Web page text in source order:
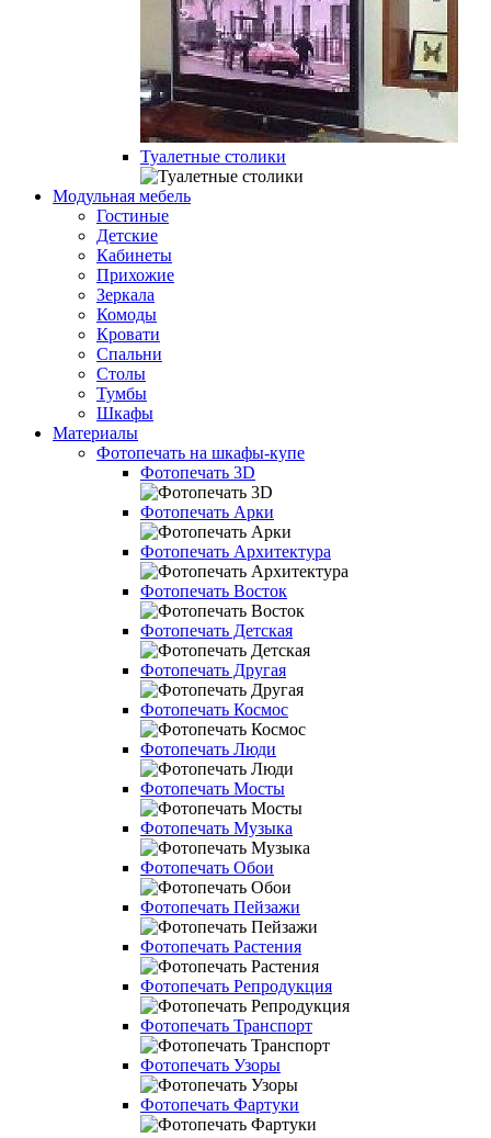
Туалетные столики
Модульная мебель
Гостиные
Детские
Кабинеты
Прихожие
Зеркала
Комоды
Кровати
Спальни
Столы
Тумбы
Шкафы
Материалы
Фотопечать на шкафы-купе
Фотопечать 3D
Фотопечать Арки
Фотопечать Архитектура
Фотопечать Восток
Фотопечать Детская
Фотопечать Другая
Фотопечать Космос
Фотопечать Люди
Фотопечать Мосты
Фотопечать Музыка
Фотопечать Обои
Фотопечать Пейзажи
Фотопечать Растения
Фотопечать Репродукция
Фотопечать Транспорт
Фотопечать Узоры
Фотопечать Фартуки